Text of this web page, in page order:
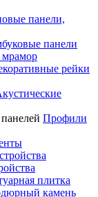
панели,
панели
рейки
Профили
плитка
камень